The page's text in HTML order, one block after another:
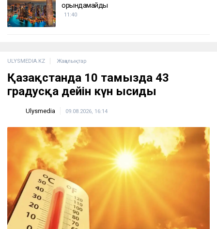
орындамайды
11:40
ULYSMEDIA.KZ Жаңалықтар
Қазақстанда 10 тамызда 43
градусқа дейін күн ысиды
Ulysmedia 09.08.2026, 16:14